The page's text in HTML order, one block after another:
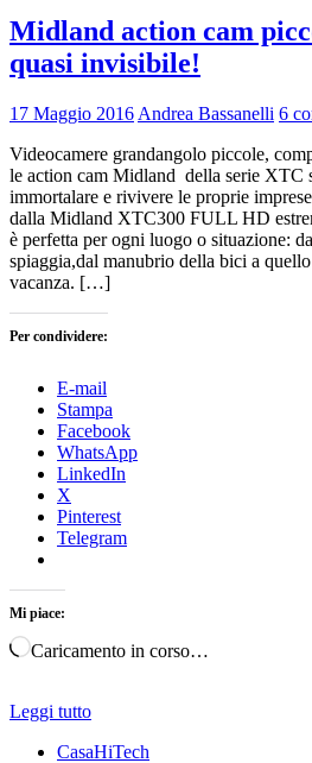
Midland action cam
quasi invisibile!
17 Maggio 2016 Andrea Bassanelli 6
Videocamere grandangolo piccole,
le action cam Midland della serie XTC
immortalare e rivivere le proprie
dalla Midland XTC300 FULL HD
è perfetta per ogni luogo o situazione:
spiaggia,dal manubrio della bici a
vacanza. […]
Per condividere:
E-mail
Stampa
Facebook
WhatsApp
LinkedIn
X
Pinterest
Telegram
Mi piace:
Caricamento in corso…
Leggi tutto
CasaHiTech